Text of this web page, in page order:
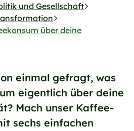
und Gesellschaft
über deine
einmal gefragt, was
eigentlich über deine
Mach unser Kaffee-
sechs einfachen